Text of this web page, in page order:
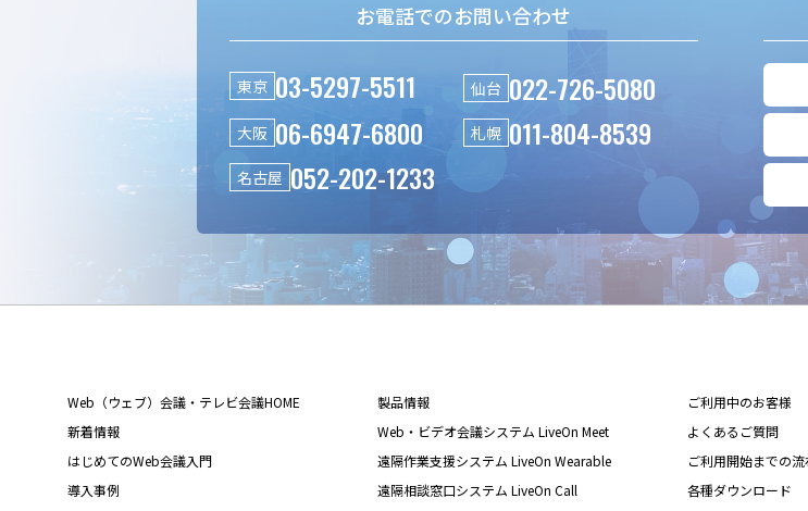
お電話でのお問い合わせ
東京 03-5297-5511 仙台 022-726-5080
大阪 06-6947-6800 札幌 011-804-8539
名古屋 052-202-1233
Web（ウェブ）会議・テレビ会議HOME
新着情報
はじめてのWeb会議入門
導入事例
製品情報
Web・ビデオ会議システム LiveOn Meet
遠隔作業支援システム LiveOn Wearable
遠隔相談窓口システム LiveOn Call
ご利用中のお客様
よくあるご質問
ご利用開始までの流
各種ダウンロード